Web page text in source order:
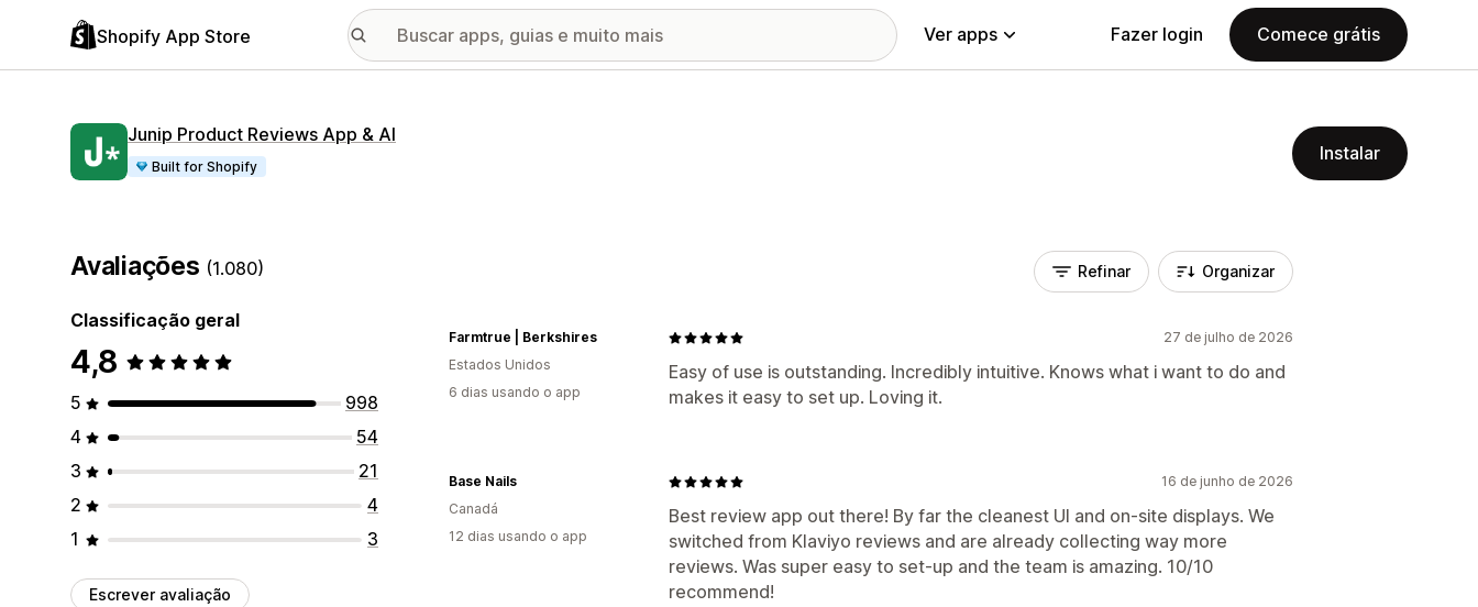
Shopify App Store Ver apps Fazer login Comece grátis
Junip Product Reviews App & AI
Built for Shopify
Instalar
Avaliações (1.080)
Classificação geral
4,8
5
998
4
54
3
21
2
4
1
3
Escrever avaliação
Refinar Organizar
27 de julho de 2026
Easy of use is outstanding. Incredibly intuitive. Knows what i want to do and
makes it easy to set up. Loving it.
Farmtrue | Berkshires
Estados Unidos
6 dias usando o app
16 de junho de 2026
Best review app out there! By far the cleanest UI and on-site displays. We
switched from Klaviyo reviews and are already collecting way more
reviews. Was super easy to set-up and the team is amazing. 10/10
recommend!
Base Nails
Canadá
12 dias usando o app